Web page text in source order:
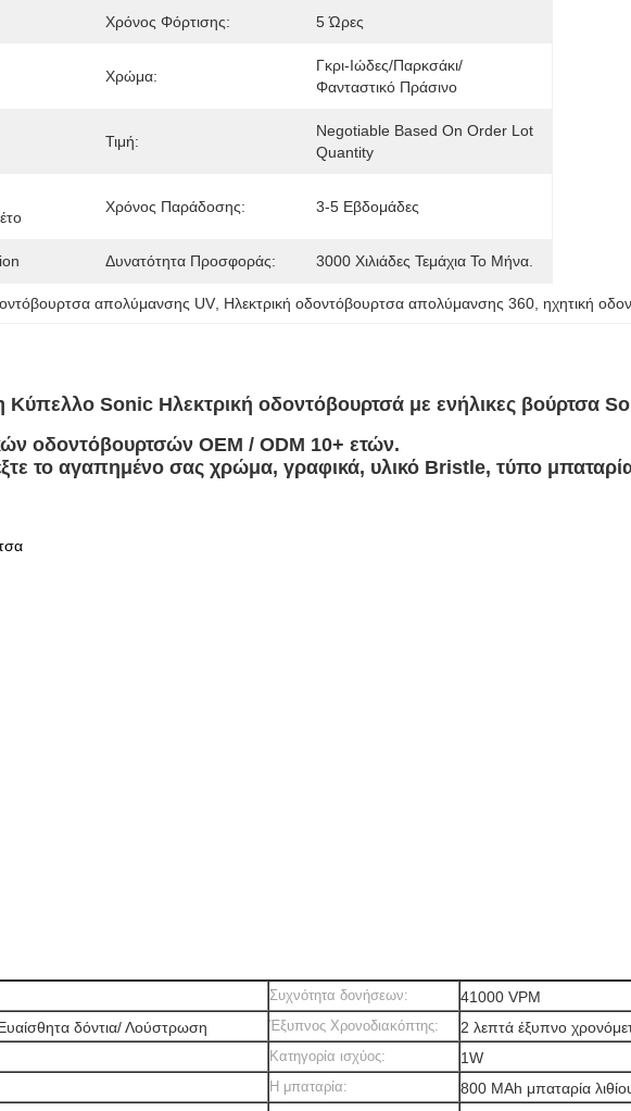
Χρόνος Φόρτισης: 5 Ώρες
Χρώμα:
Γκρι-Ιώδες/Παρκσάκι/
Φανταστικό Πράσινο
Τιμή:
Negotiable Based On Order Lot
Quantity
Χρόνος Παράδοσης: 3-5 Εβδομάδες
Δυνατότητα Προσφοράς: 3000 Χιλιάδες Τεμάχια Το Μήνα.
απολύμανσης UV, Ηλεκτρική οδοντόβουρτσα απολύμανσης 360, ηχητική
Κύπελλο Sonic Ηλεκτρική οδοντόβουρτσά με ενήλικες βούρτσα
οδοντόβουρτσών OEM / ODM 10+ ετών.
το αγαπημένο σας χρώμα, γραφικά, υλικό Bristle, τύπο
Συχνότητα δονήσεων: 41000 VPM
δόντια/ Λούστρωση Έξυπνος Χρονοδιακόπτης: 2 λεπτά έξυπνο
Κατηγορία ισχύος: 1W
Η μπαταρία: 800 MAh μπαταρία